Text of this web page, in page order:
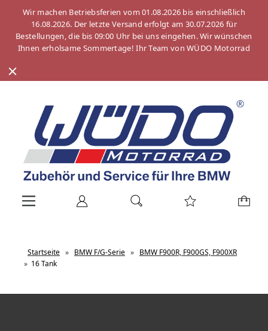
Wir machen Betriebsferien vom 01.08.2026 bis einschließlich
16.08.2026. Der letzte Versand erfolgt am 30.07.2026 für
Bestellungen, die bis 09:00 Uhr bei uns eingehen. Wir wünschen
Ihnen erholsame Sommertage! Ihr Team von WÜDO Motorrad
Startseite » BMW F/G-Serie » BMW F900R, F900GS, F900XR
» 16 Tank